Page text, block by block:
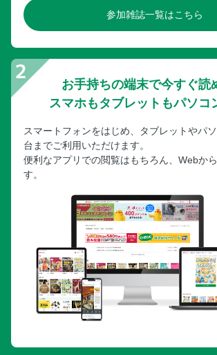
参加雑誌一覧はこちら
お手持ちの端末で今すぐ読
スマホもタブレットもパソコ
スマートフォンをはじめ、タブレットやパ
台までご利用いただけます。
便利なアプリでの閲覧はもちろん、Webか
す。